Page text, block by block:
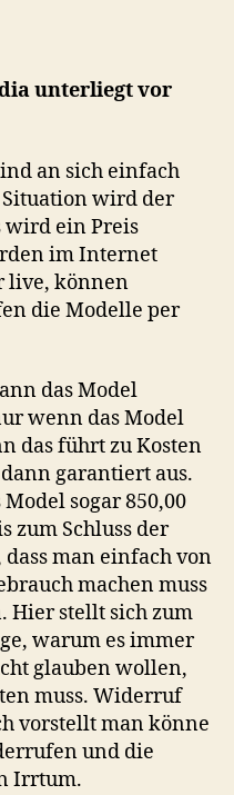
Verfahren!
unterliegt vor
an sich einfach
wird der
wird ein Preis
im Internet
live, können
die Modelle per
das Model
wenn das Model
das führt zu Kosten
garantiert aus.
sogar 850,00
zum Schluss der
man einfach von
machen muss
Hier stellt sich zum
warum es immer
glauben wollen,
muss. Widerruf
vorstellt man könne
und die
Irrtum.